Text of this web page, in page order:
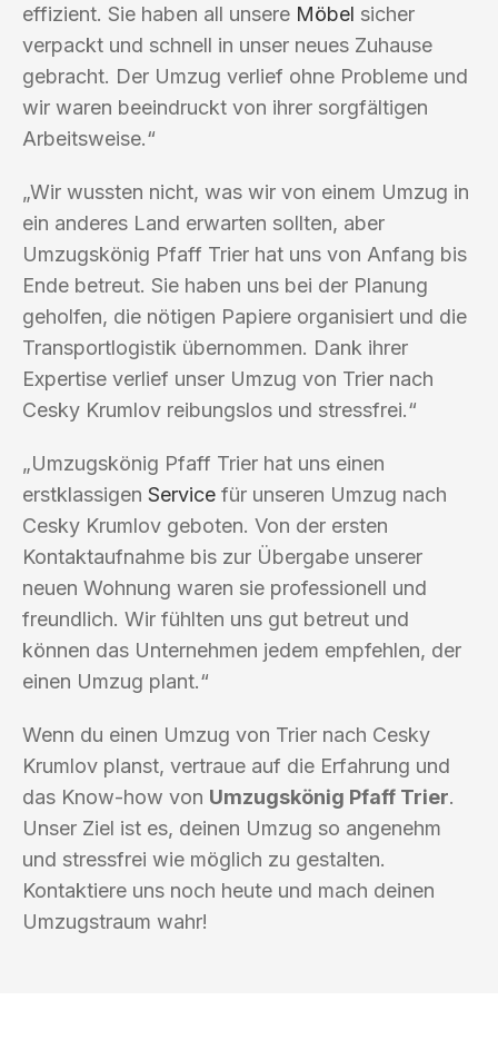
effizient. Sie haben all unsere Möbel sicher
verpackt und schnell in unser neues Zuhause
gebracht. Der Umzug verlief ohne Probleme und
wir waren beeindruckt von ihrer sorgfältigen
Arbeitsweise.“
„Wir wussten nicht, was wir von einem Umzug in
ein anderes Land erwarten sollten, aber
Umzugskönig Pfaff Trier hat uns von Anfang bis
Ende betreut. Sie haben uns bei der Planung
geholfen, die nötigen Papiere organisiert und die
Transportlogistik übernommen. Dank ihrer
Expertise verlief unser Umzug von Trier nach
Cesky Krumlov reibungslos und stressfrei.“
„Umzugskönig Pfaff Trier hat uns einen
erstklassigen Service für unseren Umzug nach
Cesky Krumlov geboten. Von der ersten
Kontaktaufnahme bis zur Übergabe unserer
neuen Wohnung waren sie professionell und
freundlich. Wir fühlten uns gut betreut und
können das Unternehmen jedem empfehlen, der
einen Umzug plant.“
Wenn du einen Umzug von Trier nach Cesky
Krumlov planst, vertraue auf die Erfahrung und
das Know-how von Umzugskönig Pfaff Trier.
Unser Ziel ist es, deinen Umzug so angenehm
und stressfrei wie möglich zu gestalten.
Kontaktiere uns noch heute und mach deinen
Umzugstraum wahr!